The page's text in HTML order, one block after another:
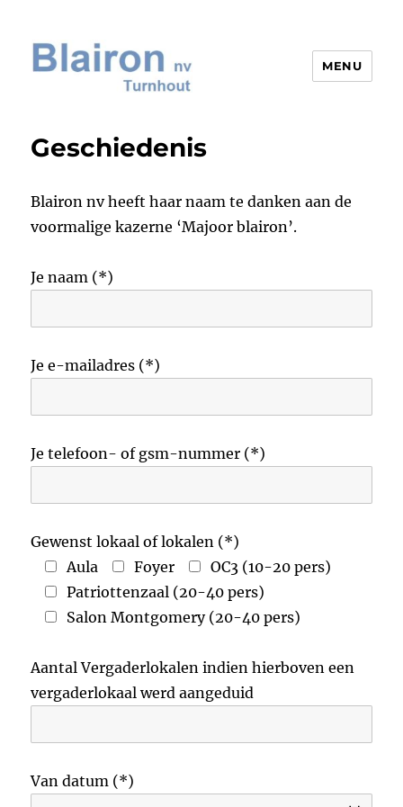
MENU
Geschiedenis
Blairon nv heeft haar naam te danken aan de
voormalige kazerne ‘Majoor blairon’.
Je naam (*)
Je e-mailadres (*)
Je telefoon- of gsm-nummer (*)
Gewenst lokaal of lokalen (*)
Aula
Foyer
OC3 (10-20 pers)
Patriottenzaal (20-40 pers)
Salon Montgomery (20-40 pers)
Aantal Vergaderlokalen indien hierboven een
vergaderlokaal werd aangeduid
Van datum (*)